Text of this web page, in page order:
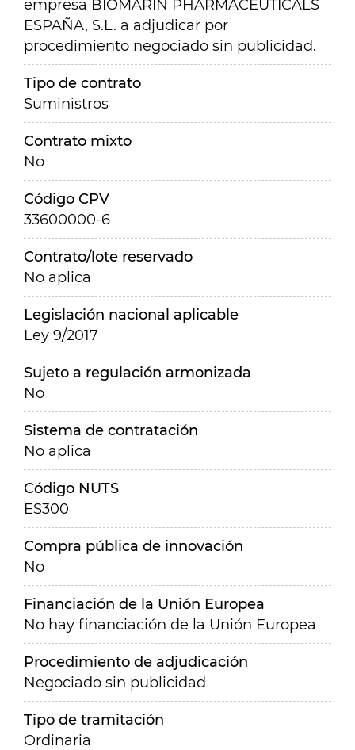
empresa BIOMARIN PHARMACEUTICALS
ESPAÑA, S.L. a adjudicar por
procedimiento negociado sin publicidad.
Tipo de contrato
Suministros
Contrato mixto
No
Código CPV
33600000-6
Contrato/lote reservado
No aplica
Legislación nacional aplicable
Ley 9/2017
Sujeto a regulación armonizada
No
Sistema de contratación
No aplica
Código NUTS
ES300
Compra pública de innovación
No
Financiación de la Unión Europea
No hay financiación de la Unión Europea
Procedimiento de adjudicación
Negociado sin publicidad
Tipo de tramitación
Ordinaria